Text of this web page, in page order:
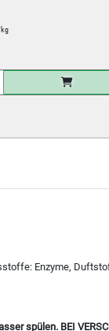
Enzyme,
spülen. BEI